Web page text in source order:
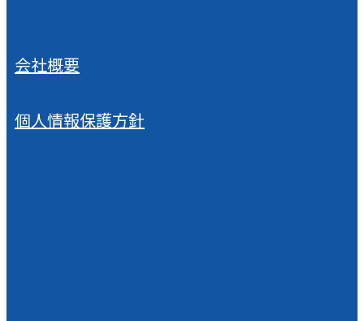
会社概要
個人情報保護方針